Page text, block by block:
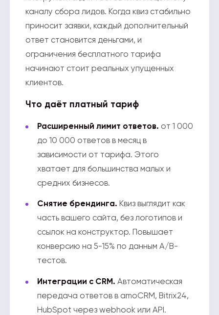
каналу сбора лидов. Когда квиз стабильно
приносит заявки, каждый дополнительный
ответ становится деньгами, и
ограничения бесплатного тарифа
начинают стоит реальных упущенных
клиентов.
Что даёт платный тариф
Расширенный лимит ответов. от 1 000
до 10 000 ответов в месяц в
зависимости от тарифа. Этого
хватает для большинства малых и
средних бизнесов.
Снятие брендинга. Квиз выглядит как
часть вашего сайта, без логотипов и
ссылок на конструктор. Повышает
конверсию на 5-15% по данным A/B-
тестов.
Интеграции с CRM. Автоматическая
передача ответов в amoCRM, Bitrix24,
HubSpot через webhook или API.